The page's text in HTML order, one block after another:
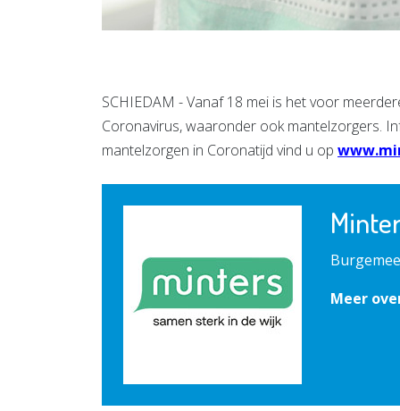
SCHIEDAM - Vanaf 18 mei is het voor
Coronavirus, waaronder ook mantelzorgers.
mantelzorgen in Coronatijd vind u op
Meer